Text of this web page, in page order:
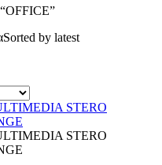
“OFFICE”
Sorted by latest